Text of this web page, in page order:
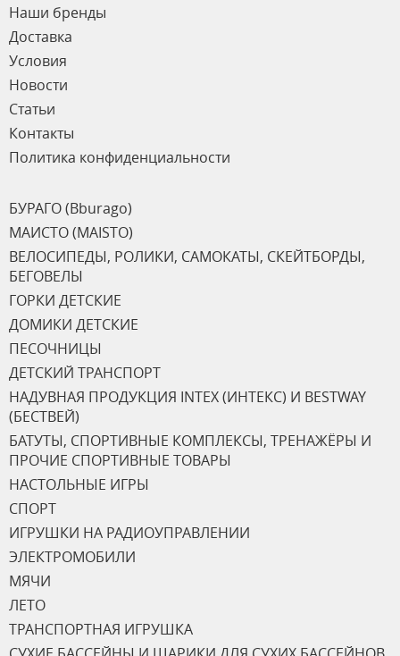
Наши бренды
Доставка
Условия
Новости
Статьи
Контакты
Политика конфиденциальности
БУРАГО (Bburago)
МАИСТО (MAISTO)
ВЕЛОСИПЕДЫ, РОЛИКИ, САМОКАТЫ, СКЕЙТБОРДЫ,
БЕГОВЕЛЫ
ГОРКИ ДЕТСКИЕ
ДОМИКИ ДЕТСКИЕ
ПЕСОЧНИЦЫ
ДЕТСКИЙ ТРАНСПОРТ
НАДУВНАЯ ПРОДУКЦИЯ INTEX (ИНТЕКС) И BESTWAY
(БЕСТВЕЙ)
БАТУТЫ, СПОРТИВНЫЕ КОМПЛЕКСЫ, ТРЕНАЖЁРЫ И
ПРОЧИЕ СПОРТИВНЫЕ ТОВАРЫ
НАСТОЛЬНЫЕ ИГРЫ
СПОРТ
ИГРУШКИ НА РАДИОУПРАВЛЕНИИ
ЭЛЕКТРОМОБИЛИ
МЯЧИ
ЛЕТО
ТРАНСПОРТНАЯ ИГРУШКА